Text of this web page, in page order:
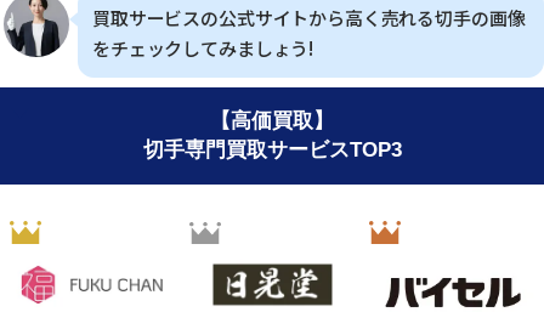
買取サービスの公式サイトから高く売れる切手の画像
をチェックしてみましょう!
【高価買取】
切手専門買取サービスTOP3